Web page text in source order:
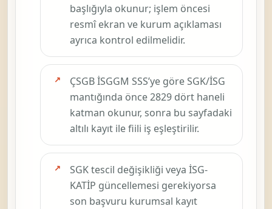
başlığıyla okunur; işlem öncesi
resmî ekran ve kurum açıklaması
ayrıca kontrol edilmelidir.
ÇSGB İSGGM SSS’ye göre SGK/İSG
mantığında önce2829 dört haneli
katman okunur, sonra bu sayfadaki
altılı kayıt ile fiili iş eşleştirilir.
SGK tescil değişikliği veya İSG-
KATİP güncellemesi gerekiyorsa
son başvuru kurumsal kayıt